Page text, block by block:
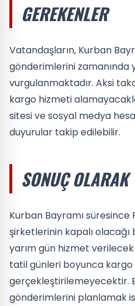
GEREKENLER
Vatandaşların, Kurban
gönderimlerini zamanında
vurgulanmaktadır. Aksi
kargo hizmeti
sitesi ve sosyal medya
duyurular takip edilebilir.
SONUÇ OLARAK
Kurban Bayramı süresince
şirketlerinin kapalı
yarım gün hizmet
tatil günleri boyunca kargo
gerçekleştirilemeyecektir.
gönderimlerini planlamak